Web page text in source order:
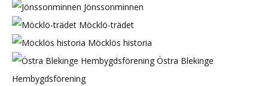
Jönssonminnen
Möcklö-trädet
Möcklös historia
Östra Blekinge
Hembygdsförening